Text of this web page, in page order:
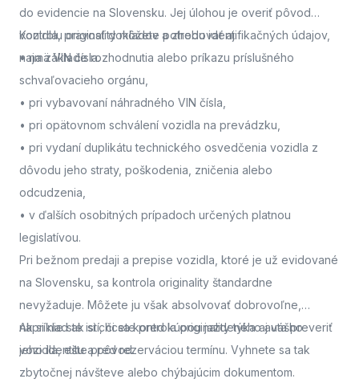
do evidencie na Slovensku. Jej úlohou je overiť pôvod
vozidla, pravosť dokladov a zhodu identifikačných údajov,
najmä VIN čísla.
Kontrolu originality môžete potrebovať aj:
• na základe rozhodnutia alebo príkazu príslušného
schvaľovacieho orgánu,
• pri vybavovaní náhradného VIN čísla,
• pri opätovnom schválení vozidla na prevádzku,
• pri vydaní duplikátu technického osvedčenia vozidla z
dôvodu jeho straty, poškodenia, zničenia alebo
odcudzenia,
• v ďalších osobitných prípadoch určených platnou
legislatívou.
Pri bežnom predaji a prepise vozidla, ktoré je už evidované
na Slovensku, sa kontrola originality štandardne
nevyžaduje. Môžete ju však absolvovať dobrovoľne,
napríklad ak si chcete pred kúpou jazdeného auta preveriť
jeho identitu a pôvod.
Ak si nie ste istí, či sa kontrola originality týka aj vášho
vozidla,ešte pred rezerváciou termínu. Vyhnete sa tak
zbytočnej návšteve alebo chýbajúcim dokumentom.